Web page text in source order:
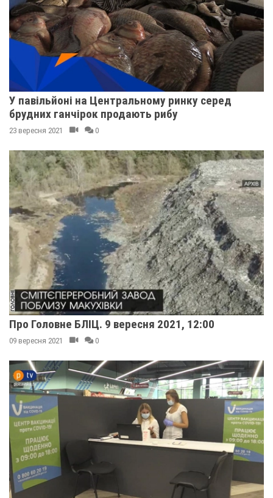
У павільйоні на Центральному ринку серед
брудних ганчірок продають рибу
23 вересня 2021 0
Про Головне БЛІЦ. 9 вересня 2021, 12:00
09 вересня 2021 0